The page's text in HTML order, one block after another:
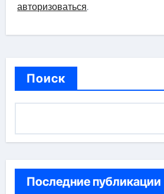
авторизоваться.
Поиск
Последние публикации